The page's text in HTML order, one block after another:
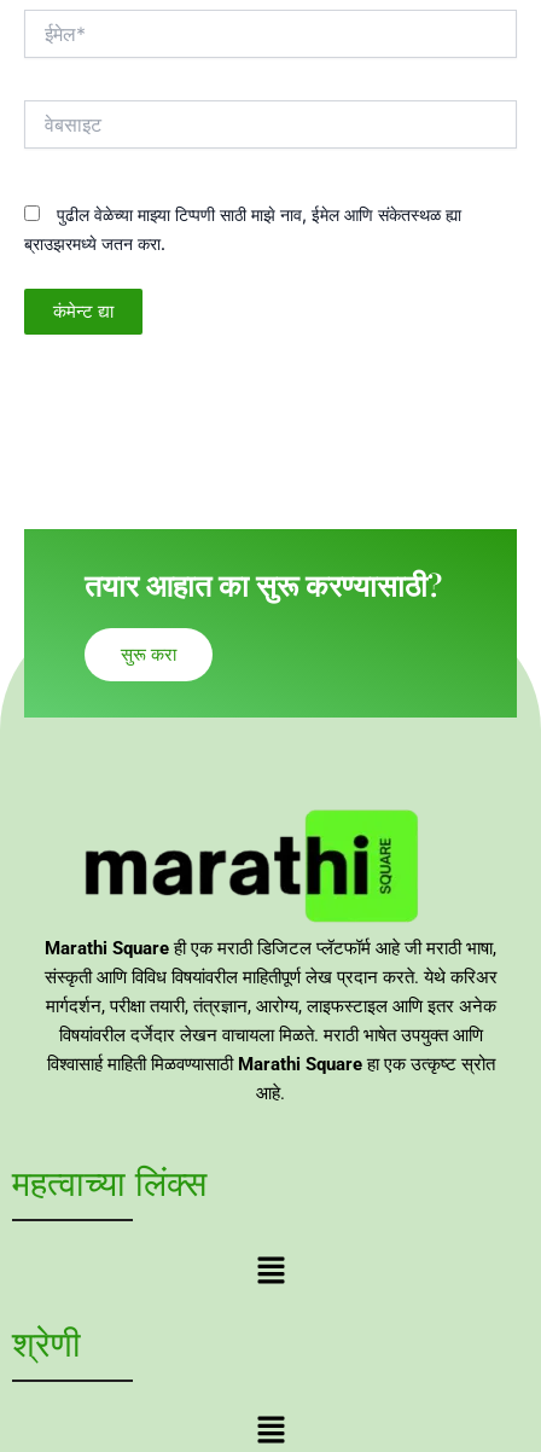
ईमेल*
वेबसाइट
पुढील वेळेच्या माझ्या टिप्पणी साठी माझे नाव, ईमेल आणि संकेतस्थळ ह्या
ब्राउझरमध्ये जतन करा.
तयार आहात का सुरू करण्यासाठी?
सुरू करा
Marathi Squareही एक मराठी डिजिटल प्लॅटफॉर्म आहे जी मराठी भाषा,
संस्कृती आणि विविध विषयांवरील माहितीपूर्ण लेख प्रदान करते. येथे करिअर
मार्गदर्शन, परीक्षा तयारी, तंत्रज्ञान, आरोग्य, लाइफस्टाइल आणि इतर अनेक
विषयांवरील दर्जेदार लेखन वाचायला मिळते. मराठी भाषेत उपयुक्त आणि
विश्वासार्ह माहिती मिळवण्यासाठी Marathi Squareहा एक उत्कृष्ट स्रोत
आहे.
महत्वाच्या लिंक्स
Menu
श्रेणी
Menu